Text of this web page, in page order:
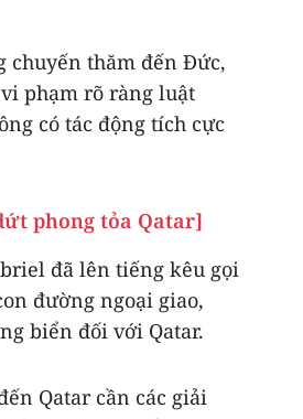
chuyến thăm đến Đức,
phạm rõ ràng luật
có tác động tích cực
phong tỏa Qatar]
đã lên tiếng kêu gọi
đường ngoại giao,
biển đối với Qatar.
Qatar cần các giải